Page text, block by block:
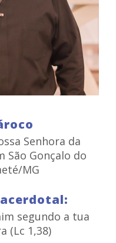
Senhora da
São Gonçalo do
MG
segundo a tua
(Lc 1,38)